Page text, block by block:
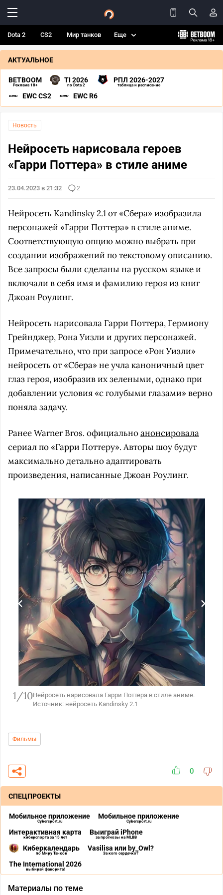
Dota 2 CS2 Мир танков Еще
АКТУАЛЬНОЕ
BETBOOM
Реклама 18+
TI 2026
по Dota 2
РПЛ 2026-2027
таблица и расписание
EWC CS2 EWC R6
Новость
Нейросеть нарисовала героев
«Гарри Поттера» в стиле аниме
23.04.2023 в 21:32 2
Нейросеть Kandinsky 2.1 от «Сбера» изобразила
персонажей «Гарри Поттера» в стиле аниме.
Соответствующую опцию можно выбрать при
создании изображений по текстовому описанию.
Все запросы были сделаны на русском языке и
включали в себя имя и фамилию героя из книг
Джоан Роулинг.
Нейросеть нарисовала Гарри Поттера, Гермиону
Грейнджер, Рона Уизли и других персонажей.
Примечательно, что при запросе «Рон Уизли»
нейросеть от «Сбера» не учла каноничный цвет
глаз героя, изобразив их зелеными, однако при
добавлении условия «с голубыми глазами» верно
поняла задачу.
Ранее Warner Bros. официальноанонсировала
сериал по «Гарри Поттеру». Авторы шоу будут
максимально детально адаптировать
произведения, написанные Джоан Роулинг.
1/10Нейросеть нарисовала Гарри Поттера в стиле аниме.
Источник: нейросеть Kandinsky 2.1
Фильмы
0
СПЕЦПРОЕКТЫ
Мобильное приложение
Cybersport.ru
Мобильное приложение
Cybersport.ru
Интерактивная карта
киберспорта за 15 лет
Выиграй iPhone
за прогнозы на MLBB
Киберкалендарь
по Миру Танков
Vasilisa или by_Owl?
За кого сердечко?
The International 2026
выбирай фаворита!
Материалы по теме